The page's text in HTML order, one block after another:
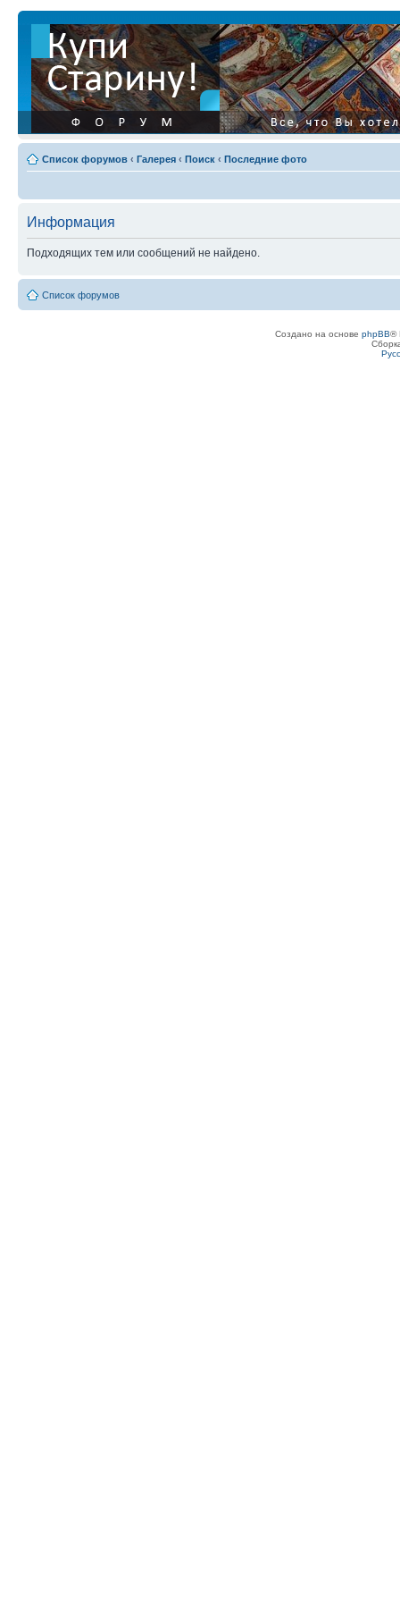
Список форумов ‹ Галерея ‹ Поиск ‹ Последние фото
Информация
Подходящих тем или сообщений не найдено.
Список форумов
Создано на основе phpBB®